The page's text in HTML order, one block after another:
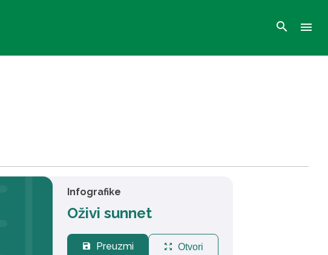
search menu
Infografike
Oživi sunnet
save Preuzmi zoom_out_map Otvori